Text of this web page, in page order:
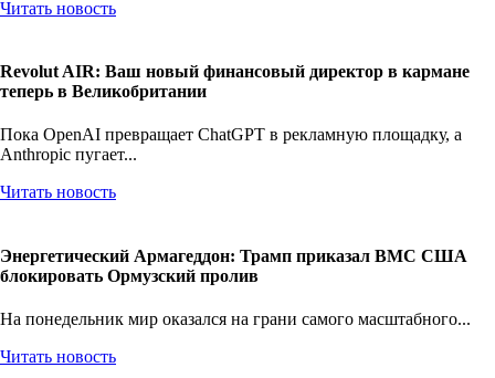
Читать новость
Revolut AIR: Ваш новый финансовый директор в кармане
теперь в Великобритании
Пока OpenAI превращает ChatGPT в рекламную площадку, а
Anthropic пугает...
Читать новость
Энергетический Армагеддон: Трамп приказал ВМС США
блокировать Ормузский пролив
На понедельник мир оказался на грани самого масштабного...
Читать новость